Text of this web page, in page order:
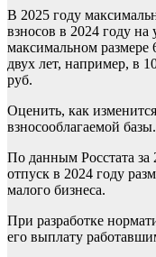
В 2025 году
взносов в 2024 году
максимальном размере
двух лет, например, в
руб.
Оценить, как
взносооблагаемой базы.
По данным Росстата за
отпуск в 2024 году
малого бизнеса.
При разработке
его выплату